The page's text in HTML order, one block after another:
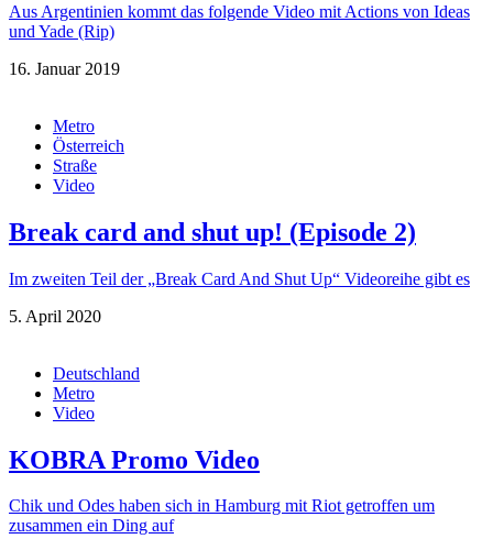
Aus Argentinien kommt das folgende Video mit Actions von Ideas
und Yade (Rip)
16. Januar 2019
Metro
Österreich
Straße
Video
Break card and shut up! (Episode 2)
Im zweiten Teil der „Break Card And Shut Up“ Videoreihe gibt es
5. April 2020
Deutschland
Metro
Video
KOBRA Promo Video
Chik und Odes haben sich in Hamburg mit Riot getroffen um
zusammen ein Ding auf